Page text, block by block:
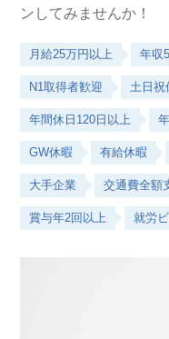
ンしてみませんか！
月給25万円以上 年収
N1取得者歓迎 土日祝
年間休日120日以上
GW休暇 有給休暇
大手企業 交通費全額
賞与年2回以上 就労